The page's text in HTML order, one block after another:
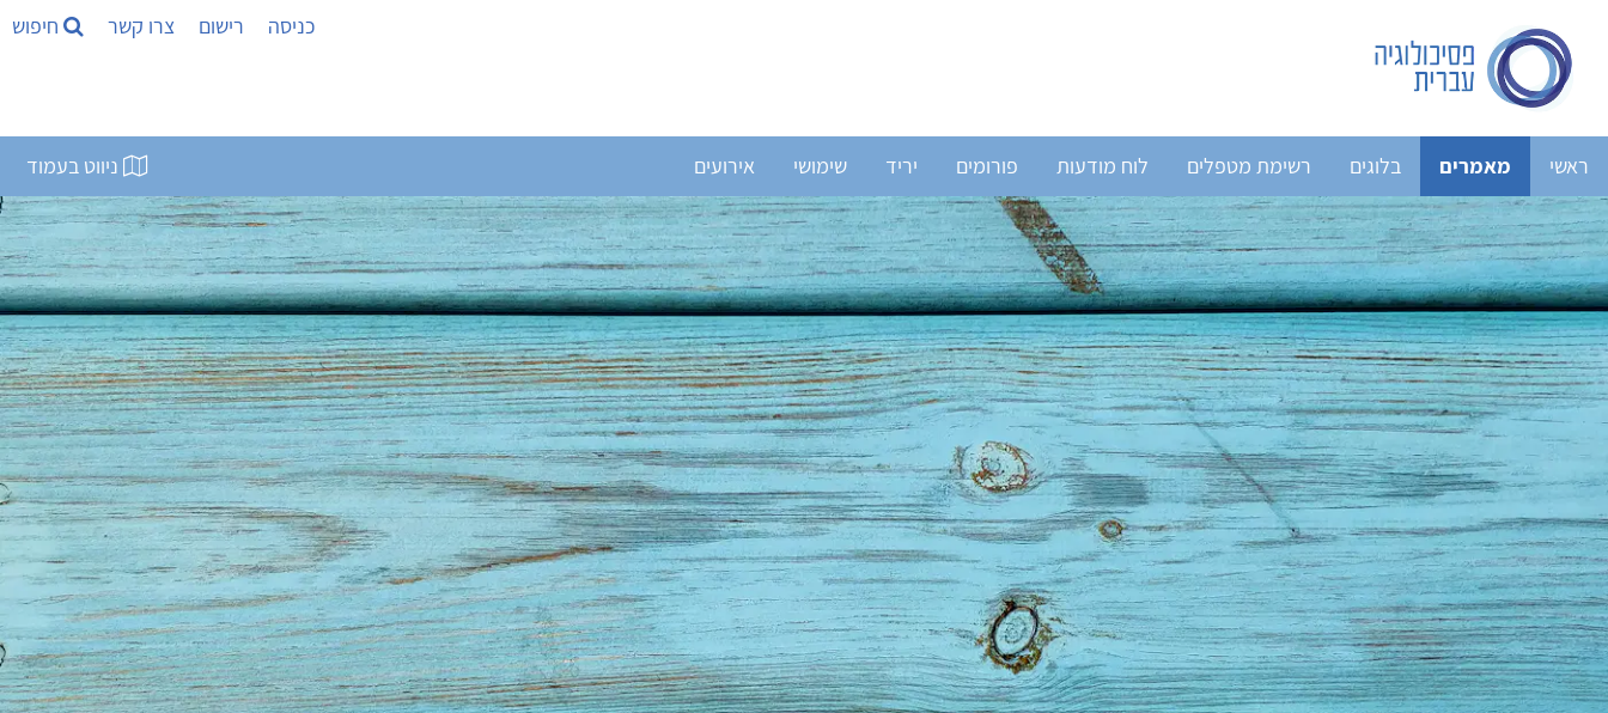
כניסה רישום צרו קשר חיפוש
ראשי מאמרים בלוגים רשימת מטפלים לוח מודעות פורומים יריד שימושי אירועים ניווט בעמוד